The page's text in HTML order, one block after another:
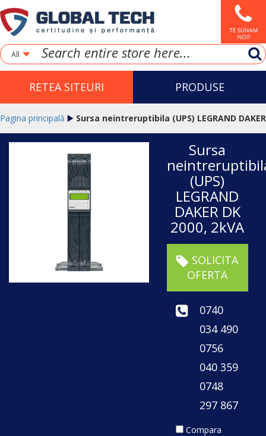
All
RETEA SITEURI PRODUSE
Pagina principală Sursa neintreruptibila (UPS) LEGRAND DAKER
Sursa
(UPS)
LEGRAND
DAKER DK
2000, 2kVA
SOLICITA
OFERTA
0740
034 490
0756
040 359
0748
297 867
Compara